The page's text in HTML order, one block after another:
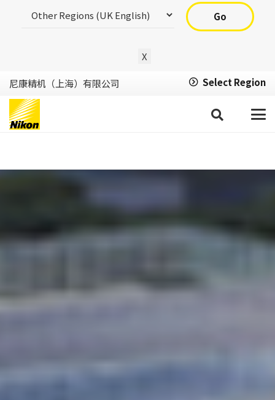
Go
X
尼康精机（上海）有限公司 Select Region